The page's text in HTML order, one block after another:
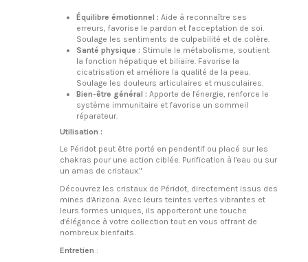
Équilibre émotionnel : Aide à reconnaître ses
erreurs, favorise le pardon et l'acceptation de soi.
Soulage les sentiments de culpabilité et de colère.
Santé physique : Stimule le métabolisme, soutient
la fonction hépatique et biliaire. Favorise la
cicatrisation et améliore la qualité de la peau.
Soulage les douleurs articulaires et musculaires.
Bien-être général : Apporte de l'énergie, renforce le
système immunitaire et favorise un sommeil
réparateur.
Utilisation :
Le Péridot peut être porté en pendentif ou placé sur les
chakras pour une action ciblée. Purification à l'eau ou sur
un amas de cristaux."
Découvrez les cristaux de Péridot, directement issus des
mines d'Arizona. Avec leurs teintes vertes vibrantes et
leurs formes uniques, ils apporteront une touche
d'élégance à votre collection tout en vous offrant de
nombreux bienfaits.
Entretien :